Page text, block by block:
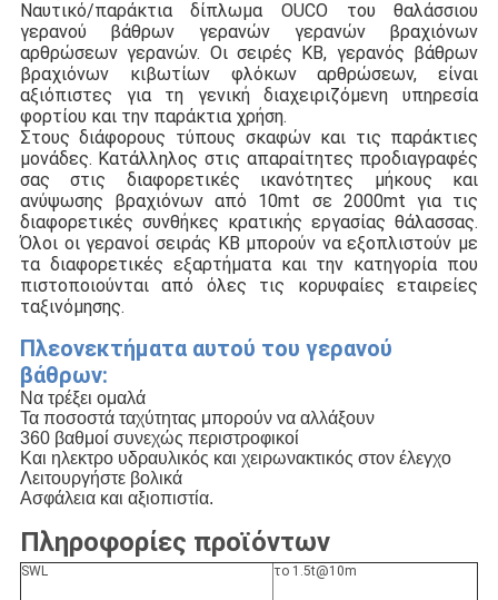
Ναυτικό/παράκτια δίπλωμα OUCO του θαλάσσιου
γερανού βάθρων γερανών γερανών βραχιόνων
αρθρώσεων γερανών. Οι σειρές KB, γερανός βάθρων
βραχιόνων κιβωτίων φλόκων αρθρώσεων, είναι
αξιόπιστες για τη γενική διαχειριζόμενη υπηρεσία
φορτίου και την παράκτια χρήση.
Στους διάφορους τύπους σκαφών και τις παράκτιες
μονάδες. Κατάλληλος στις απαραίτητες προδιαγραφές
σας στις διαφορετικές ικανότητες μήκους και
ανύψωσης βραχιόνων από 10mt σε 2000mt για τις
διαφορετικές συνθήκες κρατικής εργασίας θάλασσας.
Όλοι οι γερανοί σειράς KB μπορούν να εξοπλιστούν με
τα διαφορετικές εξαρτήματα και την κατηγορία που
πιστοποιούνται από όλες τις κορυφαίες εταιρείες
ταξινόμησης.
Πλεονεκτήματα αυτού του γερανού
βάθρων:
Να τρέξει ομαλά
Τα ποσοστά ταχύτητας μπορούν να αλλάξουν
360 βαθμοί συνεχώς περιστροφικοί
Και ηλεκτρο υδραυλικός και χειρωνακτικός στον έλεγχο
Λειτουργήστε βολικά
Ασφάλεια και αξιοπιστία.
Πληροφορίες προϊόντων
SWL το 1.5t@10m